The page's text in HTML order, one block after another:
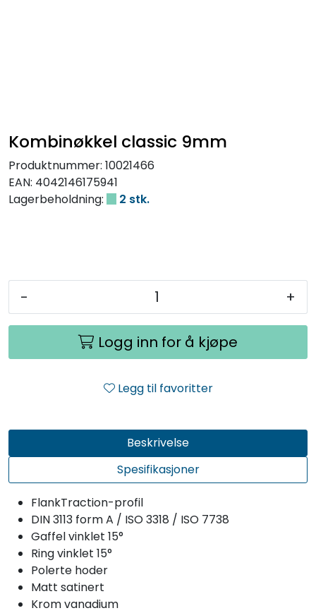
Kombinøkkel classic 9mm
Produktnummer: 10021466
EAN: 4042146175941
Lagerbeholdning:
2 stk.
- +
Logg inn for å kjøpe
Legg til favoritter
Beskrivelse
Spesifikasjoner
FlankTraction-profil
DIN 3113 form A / ISO 3318 / ISO 7738
Gaffel vinklet 15°
Ring vinklet 15°
Polerte hoder
Matt satinert
Krom vanadium